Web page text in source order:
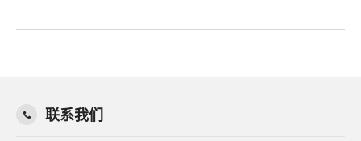
联系我们